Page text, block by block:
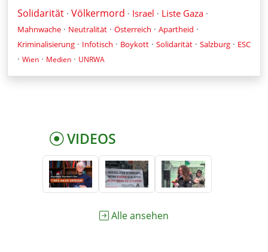
Solidarität · Völkermord · Israel · Liste Gaza ·
Mahnwache · Neutralität · Österreich · Apartheid ·
Kriminalisierung · Infotisch · Boykott · Solidarität · Salzburg · ESC
· Wien · Medien · UNRWA
VIDEOS
Alle ansehen